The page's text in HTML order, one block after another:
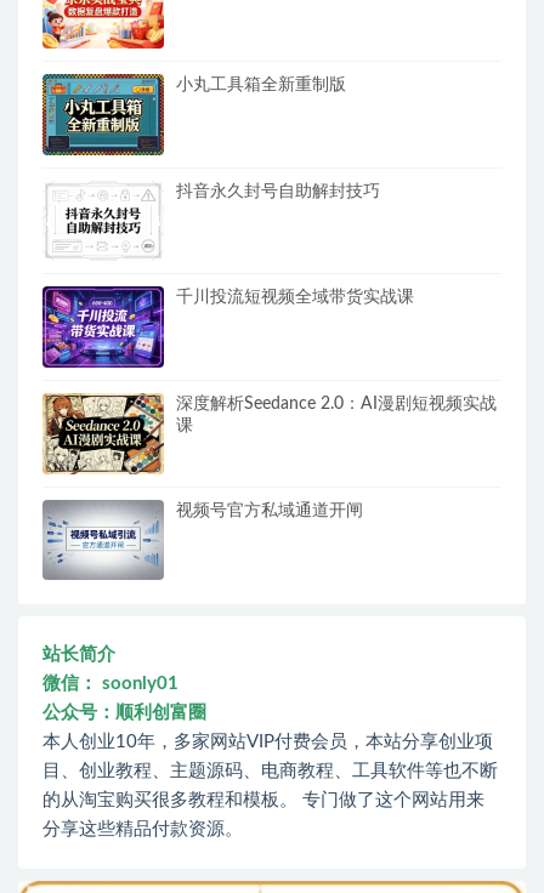
小丸工具箱全新重制版
抖音永久封号自助解封技巧
千川投流短视频全域带货实战课
深度解析Seedance 2.0：AI漫剧短视频实战
课
视频号官方私域通道开闸
站长简介
微信： soonly01
公众号：顺利创富圈
本人创业10年，多家网站VIP付费会员，本站分享创业项
目、创业教程、主题源码、电商教程、工具软件等也不断
的从淘宝购买很多教程和模板。 专门做了这个网站用来
分享这些精品付款资源。